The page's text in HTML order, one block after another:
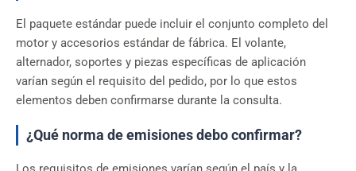
El paquete estándar puede incluir el conjunto completo del
motor y accesorios estándar de fábrica. El volante,
alternador, soportes y piezas específicas de aplicación
varían según el requisito del pedido, por lo que estos
elementos deben confirmarse durante la consulta.
¿Qué norma de emisiones debo confirmar?